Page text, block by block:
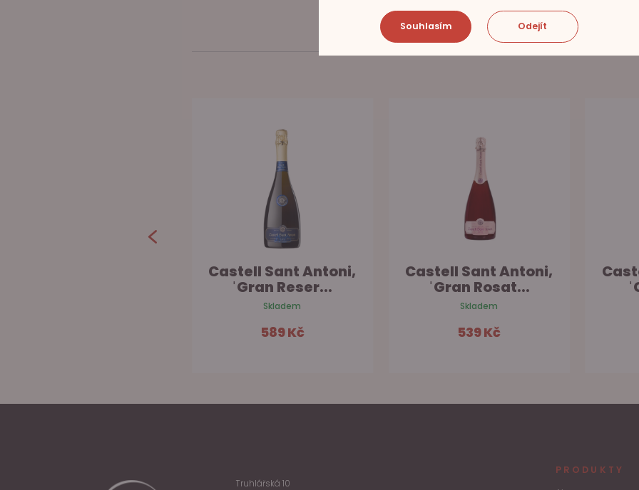
Castell Sant Antoni,
ˈGran Reser...
Skladem
589 Kč
Castell Sant Antoni,
ˈGran Rosat...
Skladem
539 Kč
Truhlářská 10
PRODUKTY
Souhlasím Odejít